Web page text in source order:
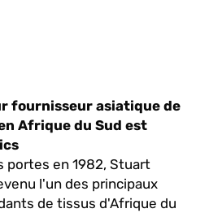
fournisseur asiatique de
Afrique du Sud est
portes en 1982, Stuart
l'un des principaux
de tissus d'Afrique du